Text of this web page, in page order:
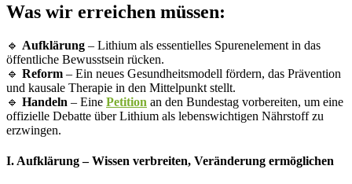
Was wir erreichen müssen:
🔹 Aufklärung – Lithium als essentielles Spurenelement in das
öffentliche Bewusstsein rücken.
🔹 Reform – Ein neues Gesundheitsmodell fördern, das Prävention
und kausale Therapie in den Mittelpunkt stellt.
🔹 Handeln – Eine Petition an den Bundestag vorbereiten, um eine
offizielle Debatte über Lithium als lebenswichtigen Nährstoff zu
erzwingen.
I. Aufklärung – Wissen verbreiten, Veränderung ermöglichen